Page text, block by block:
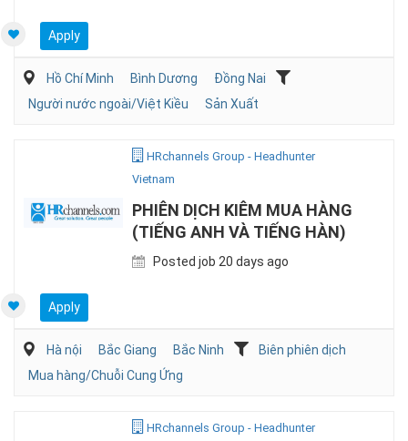
Apply
Hồ Chí Minh Bình Dương
Đồng Nai
Người nước ngoài/Việt Kiều
Sản Xuất
HRchannels Group - Headhunter
Vietnam
PHIÊN DỊCH KIÊM MUA HÀNG
(TIẾNG ANH VÀ TIẾNG HÀN)
Posted job 20 days ago
Apply
Hà nội Bắc Giang Bắc Ninh
Biên phiên dịch
Mua hàng/Chuỗi Cung Ứng
HRchannels Group - Headhunter